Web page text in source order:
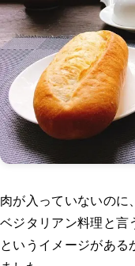
肉が入っていないのに
ベジタリアン料理と言
というイメージがある